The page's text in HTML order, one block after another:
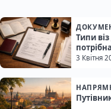
Типи
потрібна
3 Квітня